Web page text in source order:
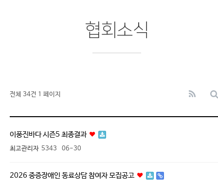
협회소식
전체 34건 1 페이지
이풍진바다 시즌5 최종결과
최고관리자 5343 06-30
2026 중증장애인 동료상담 참여자 모집공고